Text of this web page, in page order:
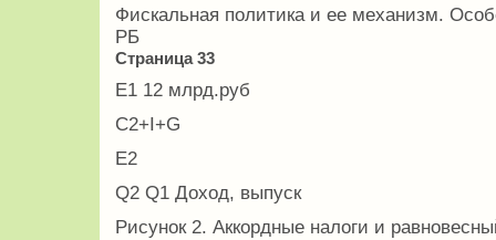
Фискальная политика и ее механизм.
РБ
Страница 33
E1 12 млрд.руб
C2+I+G
Е2
Q2 Q1 Доход, выпуск
Рисунок 2. Аккордные налоги и